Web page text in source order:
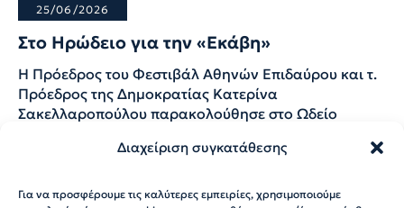
Διαχείριση συγκατάθεσης
Για να προσφέρουμε τις καλύτερες εμπειρίες, χρησιμοποιούμε
25/06/2026
Στο Ηρώδειο για την «Εκάβη»
Η Πρόεδρος του Φεστιβάλ Αθηνών Επιδαύρου και τ.
Πρόεδρος της Δημοκρατίας Κατερίνα
Σακελλαροπούλου παρακολούθησε στο Ωδείο
σκηνοθεσία και δραματουργική επεξεργασία του
στο πλαίσιο του εορτασμού των 100 χρόνων της